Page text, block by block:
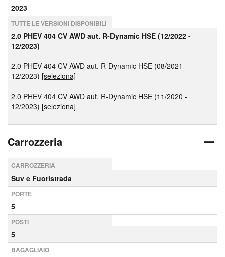
2023
TUTTE LE VERSIONI DISPONIBILI
2.0 PHEV 404 CV AWD aut. R-Dynamic HSE (12/2022 -
12/2023)
2.0 PHEV 404 CV AWD aut. R-Dynamic HSE (08/2021 -
12/2023) [seleziona]
2.0 PHEV 404 CV AWD aut. R-Dynamic HSE (11/2020 -
12/2023) [seleziona]
Carrozzeria
CARROZZERIA
Suv e Fuoristrada
PORTE
5
POSTI
5
BAGAGLIAIO